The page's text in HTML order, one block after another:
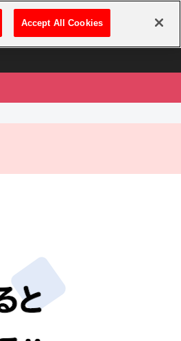
ログイン・新規登録
Accept All Cookies